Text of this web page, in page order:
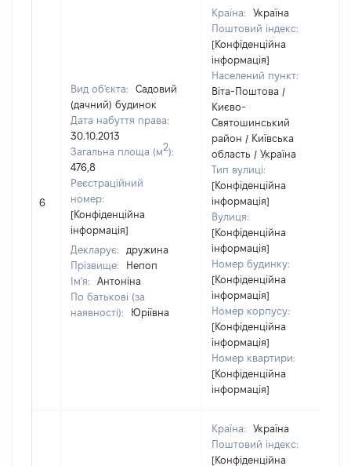
6
Вид об'єкта:
Садовий
(дачний) будинок
Дата набуття права:
30.10.2013
Загальна площа (м2):
476,8
Реєстраційний
номер:
[Конфіденційна
інформація]
Декларує:
дружина
Прізвище:
Непоп
Ім'я:
Антоніна
По батькові (за
наявності):
Юріївна
Країна:
Україна
Поштовий індекс:
[Конфіденційна
інформація]
Населений пункт:
Віта-Поштова /
Києво-
Святошинський
район / Київська
область / Україна
Тип вулиці:
[Конфіденційна
інформація]
Вулиця:
[Конфіденційна
інформація]
Номер будинку:
[Конфіденційна
інформація]
Номер корпусу:
[Конфіденційна
інформація]
Номер квартири:
[Конфіденційна
інформація]
Країна:
Україна
Поштовий індекс:
[Конфіденційна